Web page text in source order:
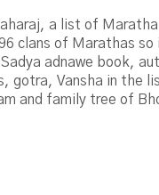
a list of Maratha
clans of Marathas so
adnawe book,
gotra, Vansha in the
and family tree of